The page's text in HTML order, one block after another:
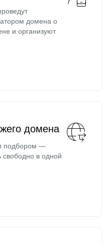
домена о
и организуют
домена
подбором —
в одной